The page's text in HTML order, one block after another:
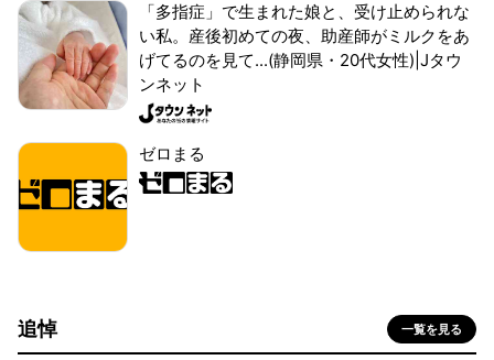
「多指症」で生まれた娘と、受け止められな
い私。産後初めての夜、助産師がミルクをあ
げてるのを見て...(静岡県・20代女性)|Jタウ
ンネット
ゼロまる
追悼 一覧を見る